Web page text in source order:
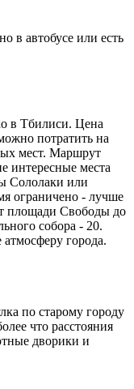
в автобусе или есть
в Тбилиси. Цена
потратить на
мест. Маршрут
интересные места
Сололаки или
ограничено - лучше
площади Свободы до
собора - 20.
города.
по старому городу
что расстояния
дворики и